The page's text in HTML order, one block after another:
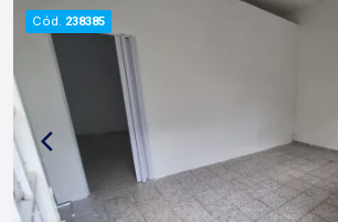
Cód. 238385